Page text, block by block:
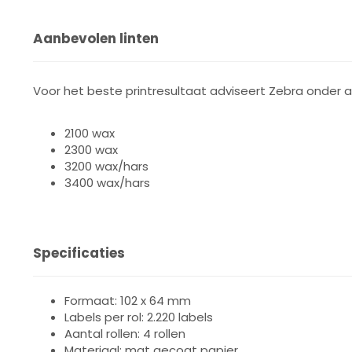
Aanbevolen linten
Voor het beste printresultaat adviseert Zebra onder
2100 wax
2300 wax
3200 wax/hars
3400 wax/hars
Specificaties
Formaat: 102 x 64 mm
Labels per rol: 2.220 labels
Aantal rollen: 4 rollen